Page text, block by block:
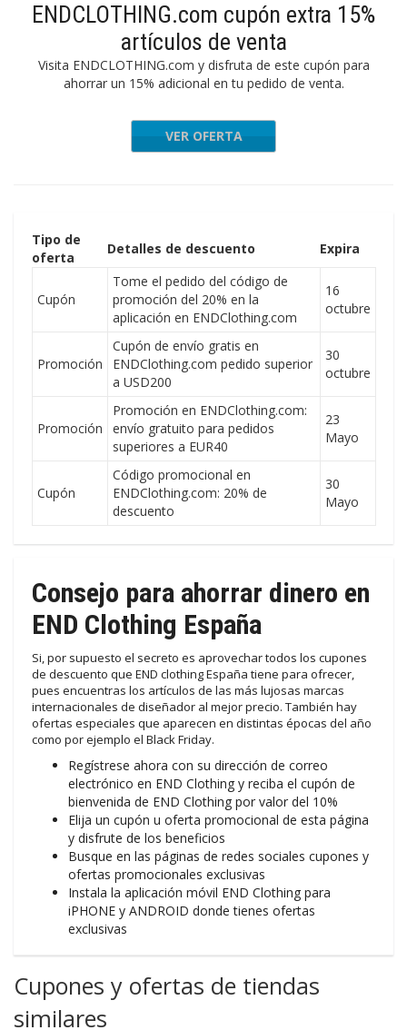
ENDCLOTHING.com cupón extra 15%
artículos de venta
Visita ENDCLOTHING.com y disfruta de este cupón para
ahorrar un 15% adicional en tu pedido de venta.
VER OFERTA
Tipo de
oferta
Detalles de descuento Expira
Cupón
Tome el pedido del código de
promoción del 20% en la
aplicación en ENDClothing.com
16
octubre
Promoción
Cupón de envío gratis en
ENDClothing.com pedido superior
a USD200
30
octubre
Promoción
Promoción en ENDClothing.com:
envío gratuito para pedidos
superiores a EUR40
23
Mayo
Cupón
Código promocional en
ENDClothing.com: 20% de
descuento
30
Mayo
Consejo para ahorrar dinero en
END Clothing España
Si, por supuesto el secreto es aprovechar todos los cupones
de descuento que END clothing España tiene para ofrecer,
pues encuentras los artículos de las más lujosas marcas
internacionales de diseñador al mejor precio. También hay
ofertas especiales que aparecen en distintas épocas del año
como por ejemplo el Black Friday.
Regístrese ahora con su dirección de correo
electrónico en END Clothing y reciba el cupón de
bienvenida de END Clothing por valor del 10%
Elija un cupón u oferta promocional de esta página
y disfrute de los beneficios
Busque en las páginas de redes sociales cupones y
ofertas promocionales exclusivas
Instala la aplicación móvil END Clothing para
iPHONE y ANDROID donde tienes ofertas
exclusivas
Cupones y ofertas de tiendas
similares